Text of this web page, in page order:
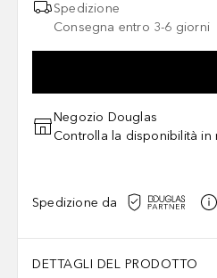
Spedizione
Consegna entro 3-6 giorni
Negozio Douglas
Controlla la disponibilità in
Spedizione da
DETTAGLI DEL PRODOTTO